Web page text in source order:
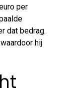
per
dat bedrag.
hij